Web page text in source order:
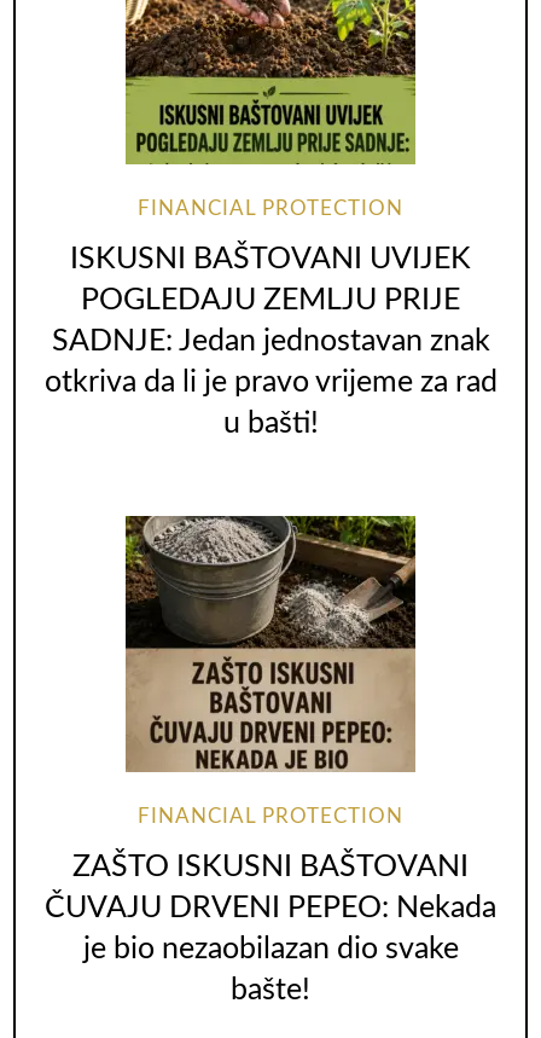
FINANCIAL PROTECTION
ISKUSNI BAŠTOVANI UVIJEK
POGLEDAJU ZEMLJU PRIJE
SADNJE: Jedan jednostavan znak
otkriva da li je pravo vrijeme za rad
u bašti!
FINANCIAL PROTECTION
ZAŠTO ISKUSNI BAŠTOVANI
ČUVAJU DRVENI PEPEO: Nekada
je bio nezaobilazan dio svake
bašte!